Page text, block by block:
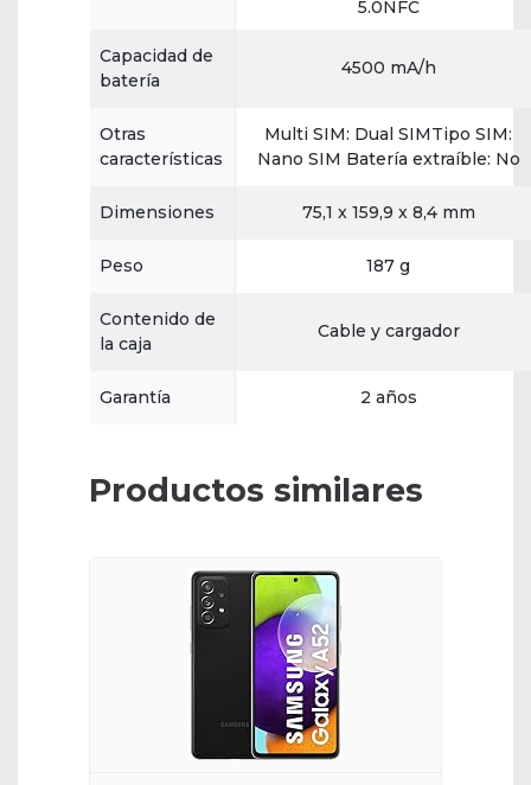
5.0NFC
Capacidad de
batería
4500 mA/h
Otras
características
Multi SIM: Dual SIMTipo SIM:
Nano SIM Batería extraíble: No
Dimensiones 75,1 x 159,9 x 8,4 mm
Peso 187 g
Contenido de
la caja
Cable y cargador
Garantía 2 años
Productos similares